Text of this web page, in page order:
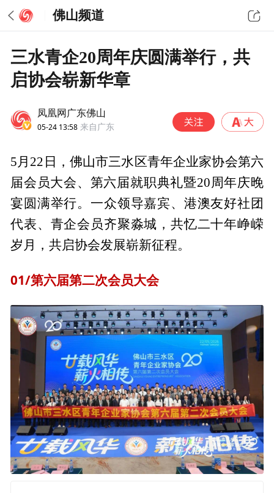
佛山频道
三水青企20周年庆圆满举行，共
启协会崭新华章
凤凰网广东佛山
05-24 13:58 来自广东
5月22日，佛山市三水区青年企业家协会第六
届会员大会、第六届就职典礼暨20周年庆晚
宴圆满举行。一众领导嘉宾、港澳友好社团
代表、青企会员齐聚淼城，共忆二十年峥嵘
岁月，共启协会发展崭新征程。
01/第六届第二次会员大会